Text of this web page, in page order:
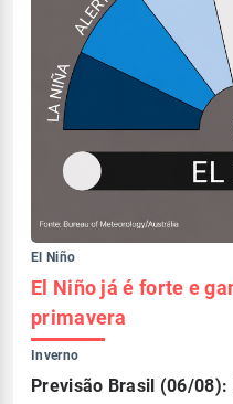
El Niño
El Niño já é forte e
primavera
Inverno
Previsão Brasil (06/